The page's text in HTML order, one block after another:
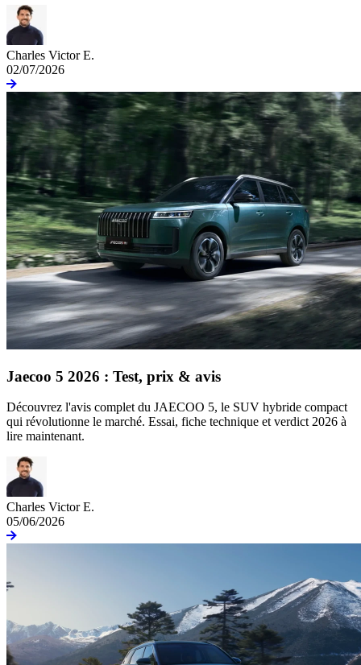
Charles Victor E.
02/07/2026
Jaecoo 5 2026 : Test, prix & avis
Découvrez l'avis complet du JAECOO 5, le SUV hybride compact
qui révolutionne le marché. Essai, fiche technique et verdict 2026 à
lire maintenant.
Charles Victor E.
05/06/2026